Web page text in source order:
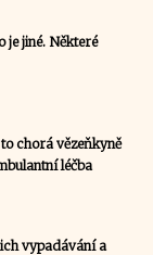
je jiné. Některé
chorá vězeňkyně
léčba
vypadávání a